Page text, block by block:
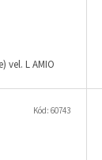
vel. L AMIO
Kód: 60743